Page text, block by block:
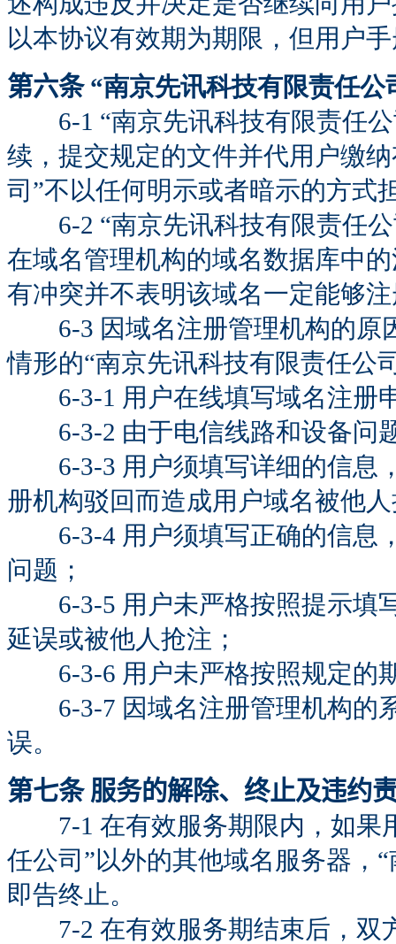
以本协议有效期为期限，但用户
第六条“南京先讯科技有限责任公
6-1 “南京先讯科技有限责任公
续，提交规定的文件并代用户缴
司”不以任何明示或者暗示的方式
6-2 “南京先讯科技有限责任公
在域名管理机构的域名数据库中
有冲突并不表明该域名一定能够
6-3 因域名注册管理机构的原
情形的“南京先讯科技有限责任公
6-3-1 用户在线填写域名注册
6-3-2 由于电信线路和设备问
6-3-3 用户须填写详细的信息
册机构驳回而造成用户域名被他
6-3-4 用户须填写正确的信息
问题；
6-3-5 用户未严格按照提示填
延误或被他人抢注；
6-3-6 用户未严格按照规定的
6-3-7 因域名注册管理机构的
误。
第七条 服务的解除、终止及违约
7-1 在有效服务期限内，如果
任公司”以外的其他域名服务器，
即告终止。
7-2 在有效服务期结束后，双